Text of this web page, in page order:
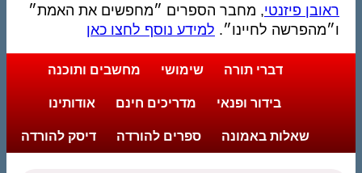
ראובן פיזנטי, מחבר הספרים ״מחפשים את האמת״
ו״מהפרשה לחיינו״. למידע נוסף לחצו כאן
דברי תורה שימושי מחשבים ותוכנה
בידור ופנאי מדריכים חינם אודותינו
שאלות באמונה ספרים להורדה דיסק להורדה